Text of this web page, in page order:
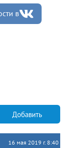
в
Добавить
16 мая 2019 г. 8:40